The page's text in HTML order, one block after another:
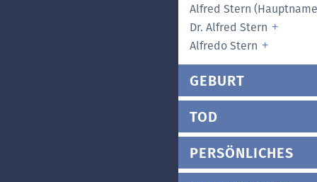
Alfred Stern
Dr. Alfred Stern
Alfredo Stern
GEBURT
TOD
PERSÖNLICHES